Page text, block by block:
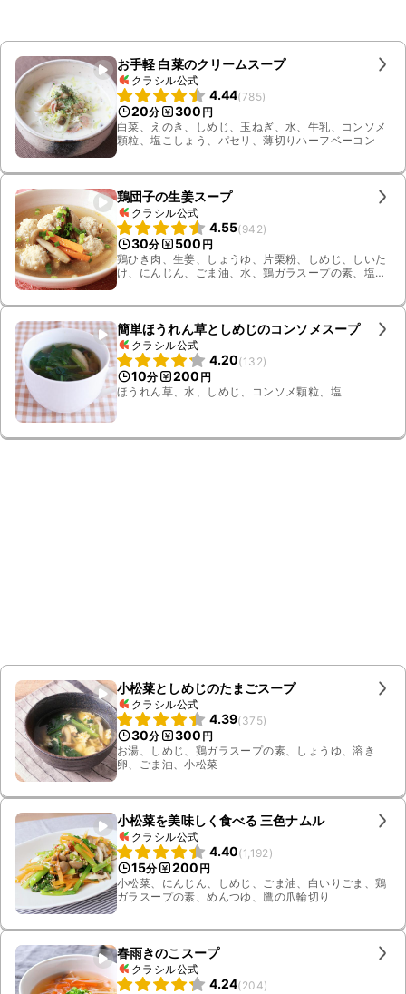
お手軽 白菜のクリームスープ
クラシル公式
4.44(785)
20分 300 円
白菜、えのき、しめじ、玉ねぎ、水、牛乳、コンソメ
顆粒、塩こしょう、パセリ、薄切りハーフベーコン
鶏団子の生姜スープ
クラシル公式
4.55(942)
30分 500 円
鶏ひき肉、生姜、しょうゆ、片栗粉、しめじ、しいた
け、にんじん、ごま油、水、鶏ガラスープの素、塩、
簡単ほうれん草としめじのコンソメスープ
クラシル公式
4.20(132)
10分 200 円
ほうれん草、水、しめじ、コンソメ顆粒、塩
小松菜としめじのたまごスープ
クラシル公式
4.39(375)
30分 300 円
お湯、しめじ、鶏ガラスープの素、しょうゆ、溶き
卵、ごま油、小松菜
小松菜を美味しく食べる 三色ナムル
クラシル公式
4.40(1,192 )
15分 200 円
小松菜、にんじん、しめじ、ごま油、白いりごま、鶏
ガラスープの素、めんつゆ、鷹の爪輪切り
春雨きのこスープ
クラシル公式
4.24(204)